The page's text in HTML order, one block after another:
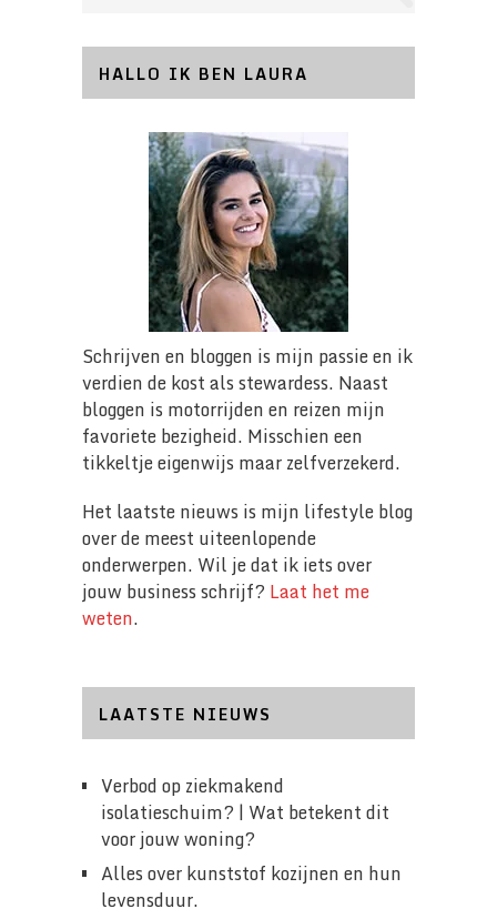
HALLO IK BEN LAURA
Schrijven en bloggen is mijn passie en ik
verdien de kost als stewardess. Naast
bloggen is motorrijden en reizen mijn
favoriete bezigheid. Misschien een
tikkeltje eigenwijs maar zelfverzekerd.
Het laatste nieuws is mijn lifestyle blog
over de meest uiteenlopende
onderwerpen. Wil je dat ik iets over
jouw business schrijf? Laat het me
weten.
LAATSTE NIEUWS
Verbod op ziekmakend
isolatieschuim? | Wat betekent dit
voor jouw woning?
Alles over kunststof kozijnen en hun
levensduur.